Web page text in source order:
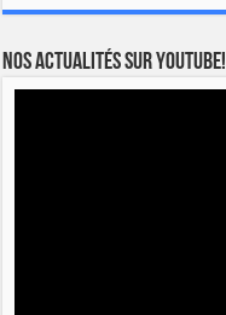
Nos actualités sur YOUTUBE!